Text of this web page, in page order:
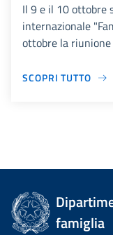
Il 9 e il 10 ottobre
internazionale
ottobre la riunione
SCOPRI TUTTO
famiglia